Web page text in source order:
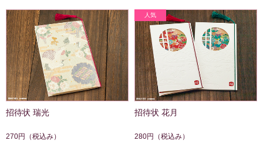
招待状 瑞光
270円 （税込み）
招待状 花月
280円 （税込み）